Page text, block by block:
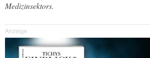
Medizinsektors.
Anzeige